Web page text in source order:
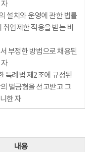
설치와 운영에 관한 법률
업제한 적용을 받는 비
부정한 방법으로 채용된
특례법 제2조에 규정된
벌금형을 선고받고 그
한 자
내용